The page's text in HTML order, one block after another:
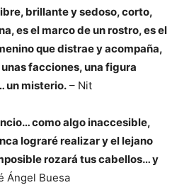
brillante y sedoso, corto,
es el marco de un rostro, es el
que distrae y acompaña,
facciones, una figura
un misterio. – Nit
como algo inaccesible,
lograré realizar y el lejano
rozará tus cabellos… y
Ángel Buesa